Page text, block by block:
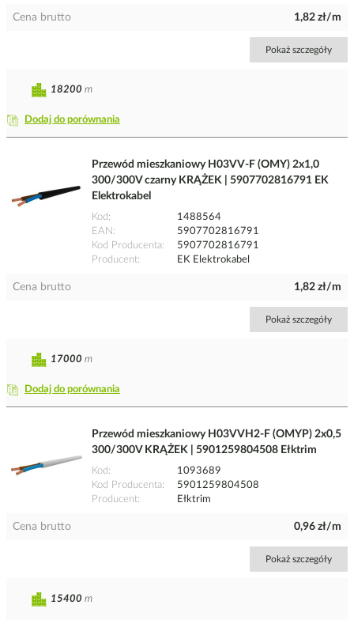
Cena brutto 1,82 zł/m
Pokaż szczegóły
Dodaj do porównania
18200 m
Przewód mieszkaniowy H03VV-F (OMY) 2x1,0
300/300V czarny KRĄŻEK | 5907702816791 EK
Elektrokabel
Kod
1488564
EAN
5907702816791
Kod Producenta
5907702816791
Producent
EK Elektrokabel
Cena brutto 1,82 zł/m
Pokaż szczegóły
Dodaj do porównania
17000 m
Przewód mieszkaniowy H03VVH2-F (OMYP) 2x0,5
300/300V KRĄŻEK | 5901259804508 Ełktrim
Kod
1093689
Kod Producenta
5901259804508
Producent
Ełktrim
Cena brutto 0,96 zł/m
Pokaż szczegóły
15400 m